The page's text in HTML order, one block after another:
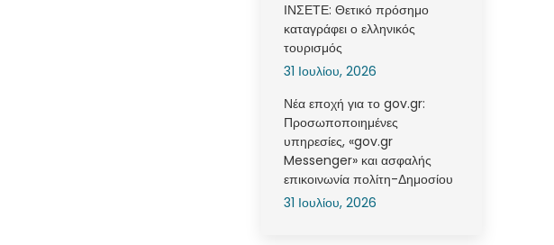
ΙΝΣΕΤΕ: Θετικό πρόσημο
καταγράφει ο ελληνικός
τουρισμός
31 Ιουλίου, 2026
Νέα εποχή για το gov.gr:
Προσωποποιημένες
υπηρεσίες, «gov.gr
Messenger» και ασφαλής
επικοινωνία πολίτη-Δημοσίου
31 Ιουλίου, 2026